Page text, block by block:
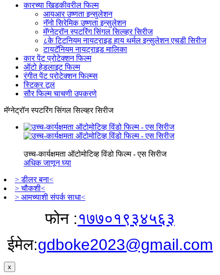
कारच्या खिडकीवरील फिल्म
आयआर उष्णता इन्सुलेशन
नॅनो सिरेमिक उष्णता इन्सुलेशन
मॅग्नेट्रॉन स्पटरिंग सिंगल सिल्व्हर सिरीज
८के टिटनियम नायट्राइड हाय थर्मल इन्सुलेशन एचडी सिरीज
टायटॅनियम नायट्राइड मालिका
कार पेंट प्रोटेक्शन फिल्म
ऑटो हेडलाइट फिल्म
रंगीत पेंट प्रोटेक्शन फिल्म्स
स्टिकर टूल
सौर फिल्म चाचणी उपकरणे
मॅग्नेट्रॉन स्पटरिंग सिंगल सिल्व्हर सिरीज
उच्च-कार्यक्षमता ऑटोमोटिव्ह विंडो फिल्म - एस सिरीज
अधिक जाणून घ्या
> डीलर बना<
> चौकशी<
> आमच्याशी संपर्क साधा<
फोन :१७७०१९३४५६३
ईमेल:gdboke2023@gmail.com
x